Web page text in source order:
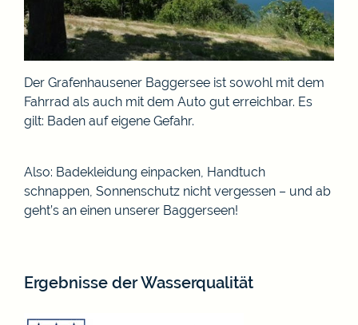
Der Grafenhausener Baggersee ist sowohl mit dem
Fahrrad als auch mit dem Auto gut erreichbar. Es
gilt: Baden auf eigene Gefahr.
Also: Badekleidung einpacken, Handtuch
schnappen, Sonnenschutz nicht vergessen – und ab
geht’s an einen unserer Baggerseen!
Ergebnisse der Wasserqualität